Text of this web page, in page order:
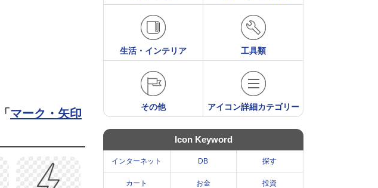
マーク・矢印
生活・インテリア 工具類
その他 アイコン詳細カテゴリー
Icon Keyword
インターネット DB 探す
カート お金 投資